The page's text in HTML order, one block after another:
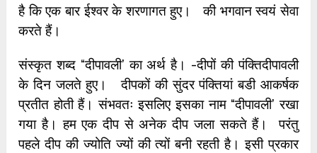
है कि एक बार ईश्वर के शरणागत हुए। की भगवान स्वयं सेवा
करते हैं।
संस्कृत शब्द “दीपावली’ का अर्थ है। -दीपों की पंक्तिदीपावली
के दिन जलते हुए। दीपकों की सुंदर पंक्तियां बडी आकर्षक
प्रतीत होती हैं। संभवतः इसलिए इसका नाम “दीपावली’ रखा
गया है। हम एक दीप से अनेक दीप जला सकते हैं। परंतु
पहले दीप की ज्योति ज्यों की त्यों बनी रहती है। इसी प्रकार